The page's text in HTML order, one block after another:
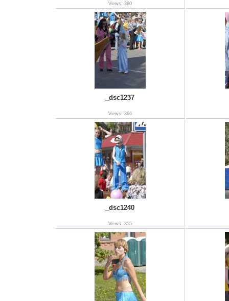
Views: 360
_dsc1237
Views: 366
_dsc1240
Views: 355